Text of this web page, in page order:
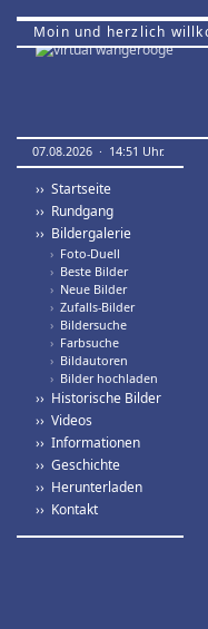
Moin und herzlich
07.08.2026 · 14:51 Uhr.
›› Startseite
›› Rundgang
›› Bildergalerie
› Foto-Duell
› Beste Bilder
› Neue Bilder
› Zufalls-Bilder
› Bildersuche
› Farbsuche
› Bildautoren
› Bilder hochladen
›› Historische Bilder
›› Videos
›› Informationen
›› Geschichte
›› Herunterladen
›› Kontakt